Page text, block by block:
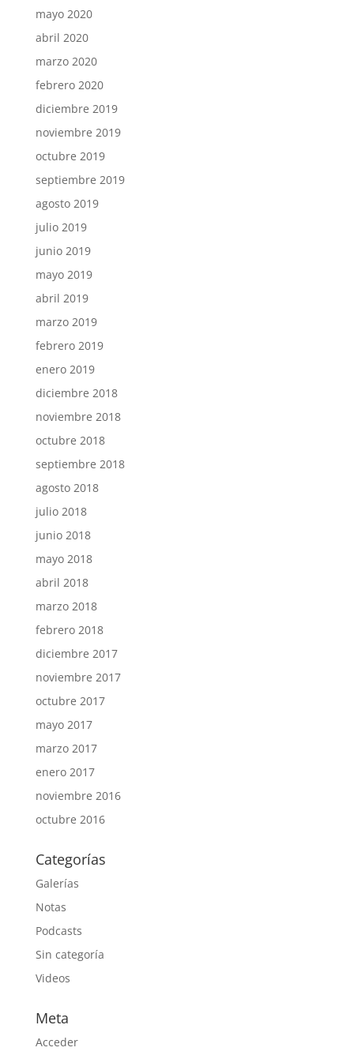
mayo 2020
abril 2020
marzo 2020
febrero 2020
diciembre 2019
noviembre 2019
octubre 2019
septiembre 2019
agosto 2019
julio 2019
junio 2019
mayo 2019
abril 2019
marzo 2019
febrero 2019
enero 2019
diciembre 2018
noviembre 2018
octubre 2018
septiembre 2018
agosto 2018
julio 2018
junio 2018
mayo 2018
abril 2018
marzo 2018
febrero 2018
diciembre 2017
noviembre 2017
octubre 2017
mayo 2017
marzo 2017
enero 2017
noviembre 2016
octubre 2016
Categorías
Galerías
Notas
Podcasts
Sin categoría
Videos
Meta
Acceder